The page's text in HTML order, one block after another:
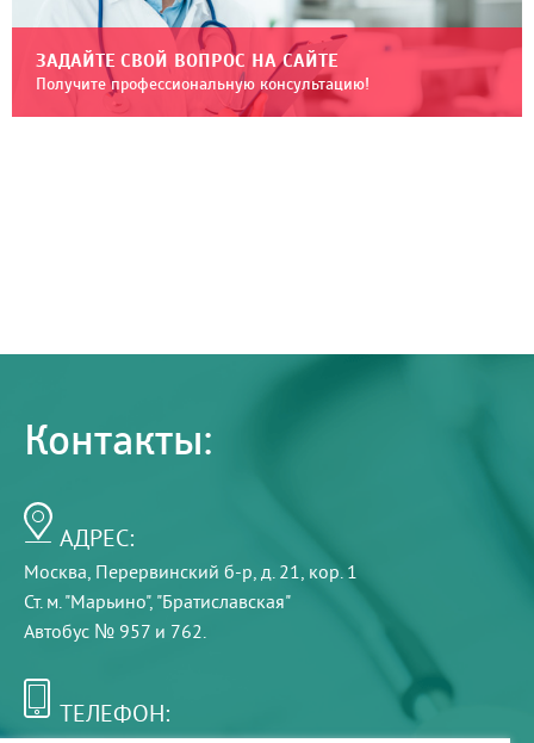
ЗАДАЙТЕ СВОЙ ВОПРОС НА САЙТЕ
Получите профессиональную консультацию!
Контакты:
АДРЕС:
Москва, Перервинский б-р, д. 21, кор. 1
Ст. м. "Марьино", "Братиславская"
Автобус № 957 и 762.
ТЕЛЕФОН: